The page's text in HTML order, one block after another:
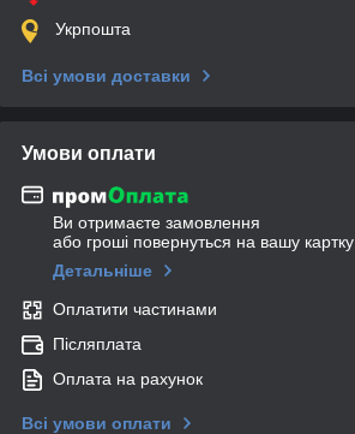
Укрпошта
Всі умови доставки
Умови оплати
Ви отримаєте замовлення
або гроші повернуться на вашу картку
Детальніше
Оплатити частинами
Післяплата
Оплата на рахунок
Всі умови оплати